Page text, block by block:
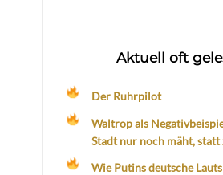
Aktuell oft
Der Ruhrpilot
Waltrop als
Stadt nur noch mäht, statt
Wie Putins deutsche